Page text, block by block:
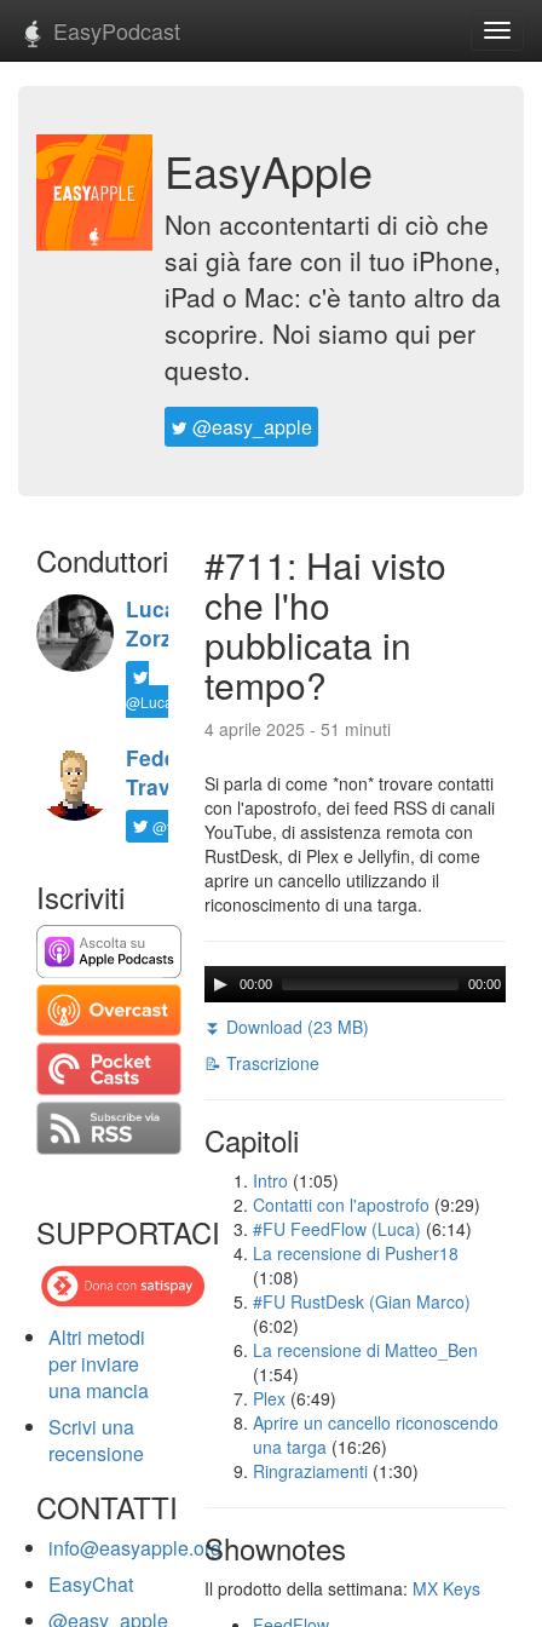
EasyPodcast
EasyApple
Non accontentarti di ciò che
sai già fare con il tuo iPhone,
iPad o Mac: c'è tanto altro da
scoprire. Noi siamo qui per
questo.
@easy_apple
Conduttori
Luca
Zorzi
@LucaTNT
Federico
Travaini
@ftrava
Iscriviti
SUPPORTACI
Altri metodi
per inviare
una mancia
Scrivi una
recensione
CONTATTI
info@easyapple.org
EasyChat
@easy_apple
#711: Hai visto
che l'ho
pubblicata in
tempo?
4 aprile 2025 - 51 minuti
Si parla di come *non* trovare contatti
con l'apostrofo, dei feed RSS di canali
YouTube, di assistenza remota con
RustDesk, di Plex e Jellyfin, di come
aprire un cancello utilizzando il
riconoscimento di una targa.
00:00 00:00
⏬ Download (23 MB)
📝 Trascrizione
Capitoli
Intro (1:05)
Contatti con l'apostrofo (9:29)
#FU FeedFlow (Luca) (6:14)
La recensione di Pusher18
(1:08)
#FU RustDesk (Gian Marco)
(6:02)
La recensione di Matteo_Ben
(1:54)
Plex (6:49)
Aprire un cancello riconoscendo
una targa (16:26)
Ringraziamenti (1:30)
Shownotes
Il prodotto della settimana: MX Keys